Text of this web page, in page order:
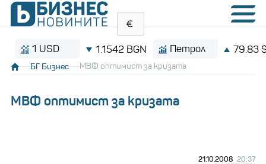
1 USD 1.1542 BGN Петрол 79.83 $/
БГ Бизнес МВФ оптимист за кризата
МВФ оптимист за кризата
21.10.2008 20:37